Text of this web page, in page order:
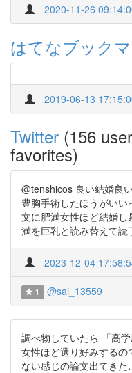
2020-11-26
はてなブック
2019-06-13
Twitter (156
favorites)
@tenshicos 良い結婚良
豊胸手術したほうがい
文に肥満女性ほど結婚
満を巨乳と読み替えて読
2023-12-04
1 @sai_13559
調べ物していたら 「高
女性ほど選り好みする
ない感じの論文出てき